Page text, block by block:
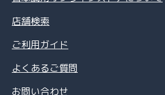
店舗検索
ご利用ガイド
よくあるご質問
お問い合わせ